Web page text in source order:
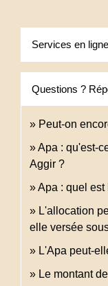
Services en
Questions ?
Peut-on
Apa : qu'est-
Aggir ?
Apa : quel est
L'allocation
elle versée
L'Apa peut-
Le montant